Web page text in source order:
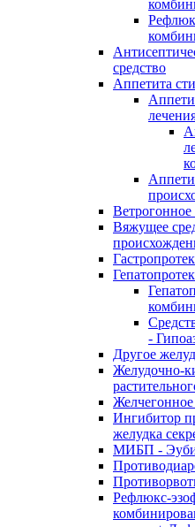
средство
Аппетита
Ветрогонное
Вяжущее
-
Другое
Желудочно-
Ингибитор
желудка
МИБП -
Рефлюкс-